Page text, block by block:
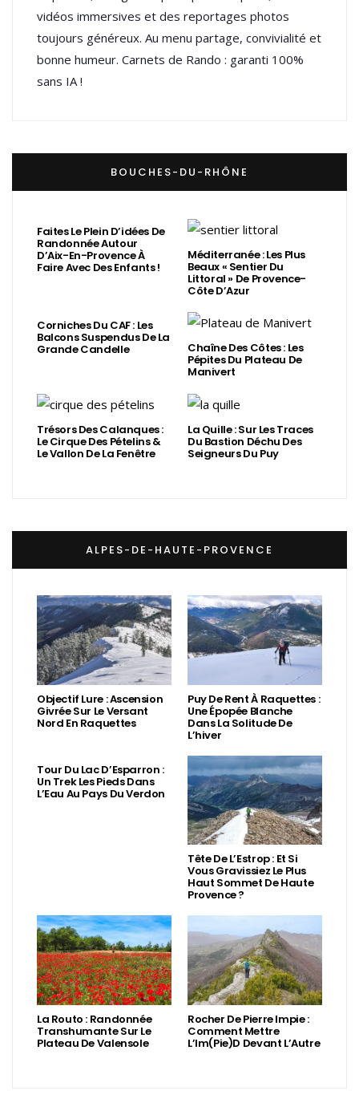
vidéos immersives et des reportages photos
toujours généreux. Au menu partage, convivialité et
bonne humeur. Carnets de Rando : garanti 100%
sans IA !
BOUCHES-DU-RHÔNE
Faites Le Plein D’idées De
Randonnée Autour
D’Aix-En-Provence À
Faire Avec Des Enfants !
Méditerranée : Les Plus
Beaux « Sentier Du
Littoral » De Provence-
Côte D’Azur
Corniches Du CAF : Les
Balcons Suspendus De La
Grande Candelle Chaîne Des Côtes : Les
Pépites Du Plateau De
Manivert
Trésors Des Calanques :
Le Cirque Des Pételins &
Le Vallon De La Fenêtre
La Quille : Sur Les Traces
Du Bastion Déchu Des
Seigneurs Du Puy
ALPES-DE-HAUTE-PROVENCE
Objectif Lure : Ascension
Givrée Sur Le Versant
Nord En Raquettes
Puy De Rent À Raquettes :
Une Épopée Blanche
Dans La Solitude De
L’hiver
Tour Du Lac D’Esparron :
Un Trek Les Pieds Dans
L’Eau Au Pays Du Verdon
Tête De L’Estrop : Et Si
Vous Gravissiez Le Plus
Haut Sommet De Haute
Provence ?
La Routo : Randonnée
Transhumante Sur Le
Plateau De Valensole
Rocher De Pierre Impie :
Comment Mettre
L’Im(Pie)d Devant L’Autre